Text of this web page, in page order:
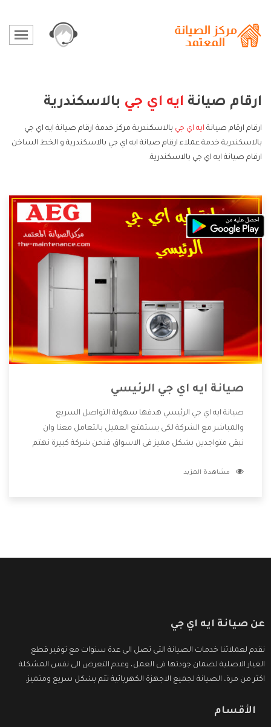
ارقام صيانة ايه اي جي بالاسكندرية
ارقام ارقام صيانة ايه اي جي بالاسكندرية مركز خدمة ارقام صيانة ايه اي جي
بالاسكندرية خدمة عملاء ارقام صيانة ايه اي جي بالاسكندرية و الخط الساخن
ارقام صيانة ايه اي جي بالاسكندرية.
صيانة ايه اي جي الرئيسي
صيانة ايه اي جي الرئيسي هدفها سهولة التواصل السريع
والمباشر مع الشركة لكى يستمتع العميل بالتعامل معنا وان
نبقى متواجدين بشكل مميز فى الاسواق فنحن شركة كبيرة نهتم
الشركة بها والتى تكون منها خدمة الصيانة التى تكون من أهم
مشاهدة المزيد
عن صيانة ايه اي جي
نقدم لعملائنا خدمات الصيانة التى تصل الى عدة سنوات مع توفير قطع
الغيار الاصلية لضمان جودتها فى العمل، وعدم التعرض الى نفس المشكلة
اكثر من مرة، الصيانة لجميع الاجهزة الكهربائية تتم بشكل سريع ومتميز.
الأقسام